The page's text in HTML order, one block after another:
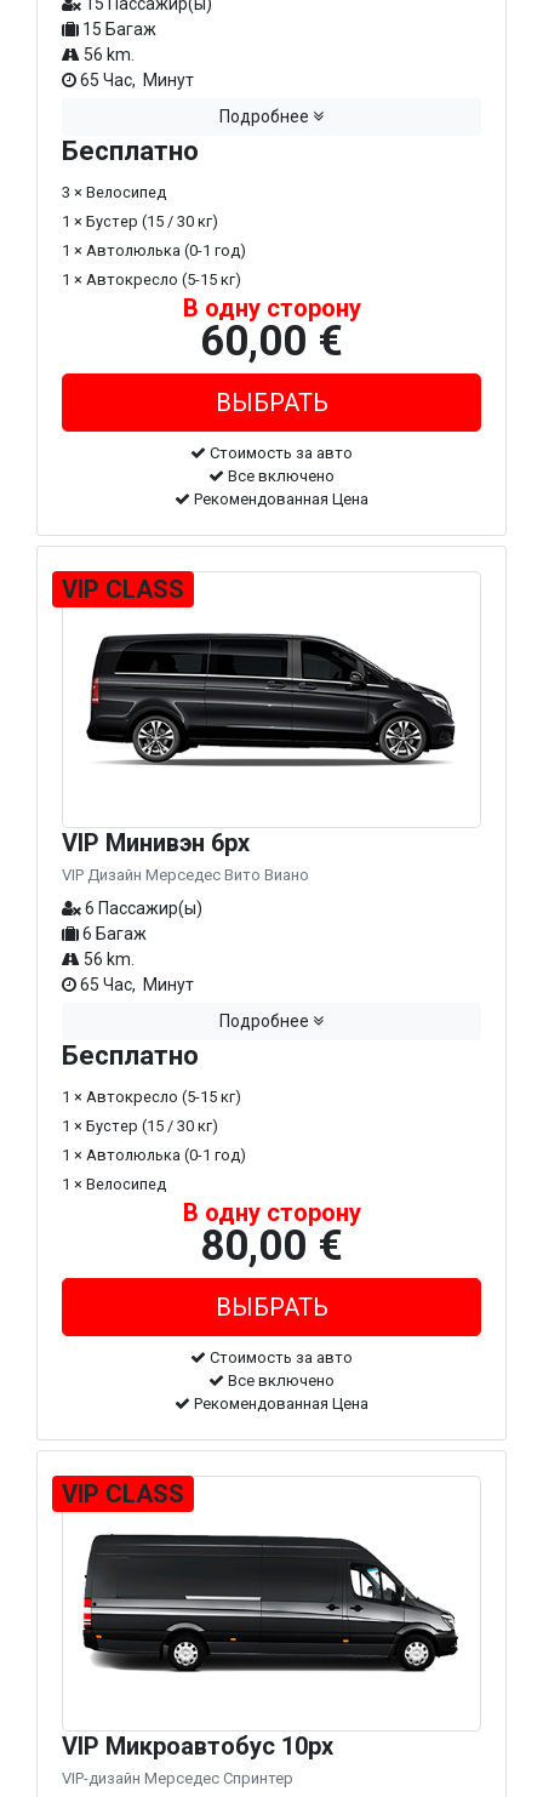
15 Багаж
56 km.
65 Час, Минут
Подробнее
Бесплатно
3 × Велосипед
1 × Бустер (15 / 30 кг)
1 × Автолюлька (0-1 год)
1 × Автокресло (5-15 кг)
В одну сторону
60,00 €
Стоимость за авто
Все включено
Рекомендованная Цена
VIP CLASS
VIP Минивэн 6px
VIP Дизайн Мерседес Вито Виано
6 Пассажир(ы)
6 Багаж
56 km.
65 Час, Минут
Подробнее
Бесплатно
1 × Автокресло (5-15 кг)
1 × Бустер (15 / 30 кг)
1 × Автолюлька (0-1 год)
1 × Велосипед
В одну сторону
80,00 €
Стоимость за авто
Все включено
Рекомендованная Цена
VIP CLASS
VIP Микроавтобус 10px
VIP-дизайн Мерседес Спринтер